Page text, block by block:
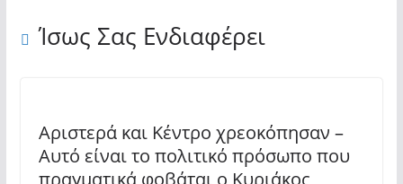
Ίσως Σας Ενδιαφέρει
Αριστερά και Κέντρο χρεοκόπησαν –
Αυτό είναι το πολιτικό πρόσωπο που
πραγματικά φοβάται ο Κυριάκος